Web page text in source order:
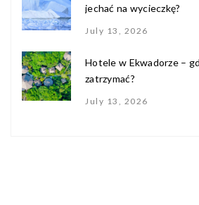
jechać na wycieczkę?
July 13, 2026
Hotele w Ekwadorze –
zatrzymać?
July 13, 2026